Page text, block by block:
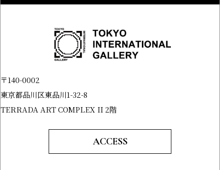
〒140-0002
東京都品川区東品川1-32-8
TERRADA ART COMPLEX II 2階
ACCESS